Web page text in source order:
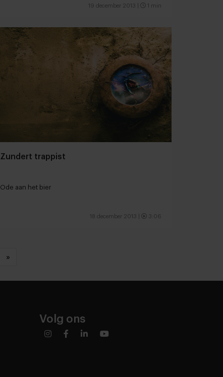
19 december 2013 1 min
Zundert trappist
Ode aan het bier
18 december 2013 3:06
»
Volg ons